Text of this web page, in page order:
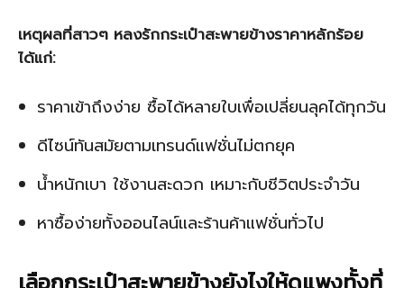
เหตุผลที่สาวๆ หลงรักกระเป๋าสะพายข้างราคาหลักร้อย
ได้แก่:
ราคาเข้าถึงง่าย ซื้อได้หลายใบเพื่อเปลี่ยนลุคได้ทุกวัน
ดีไซน์ทันสมัยตามเทรนด์แฟชั่นไม่ตกยุค
น้ำหนักเบา ใช้งานสะดวก เหมาะกับชีวิตประจำวัน
หาซื้อง่ายทั้งออนไลน์และร้านค้าแฟชั่นทั่วไป